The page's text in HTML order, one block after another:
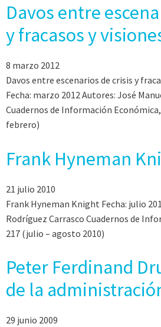
Davos entre
y fracasos y
8 marzo 2012
Davos entre escenarios de crisis y
Fecha: marzo 2012 Autores: José
Cuadernos de Información Económica,
febrero)
Frank Hyneman
21 julio 2010
Frank Hyneman Knight Fecha: julio
Rodríguez Carrasco Cuadernos de
217 (julio – agosto 2010)
Peter Ferdinand
de la
29 junio 2009